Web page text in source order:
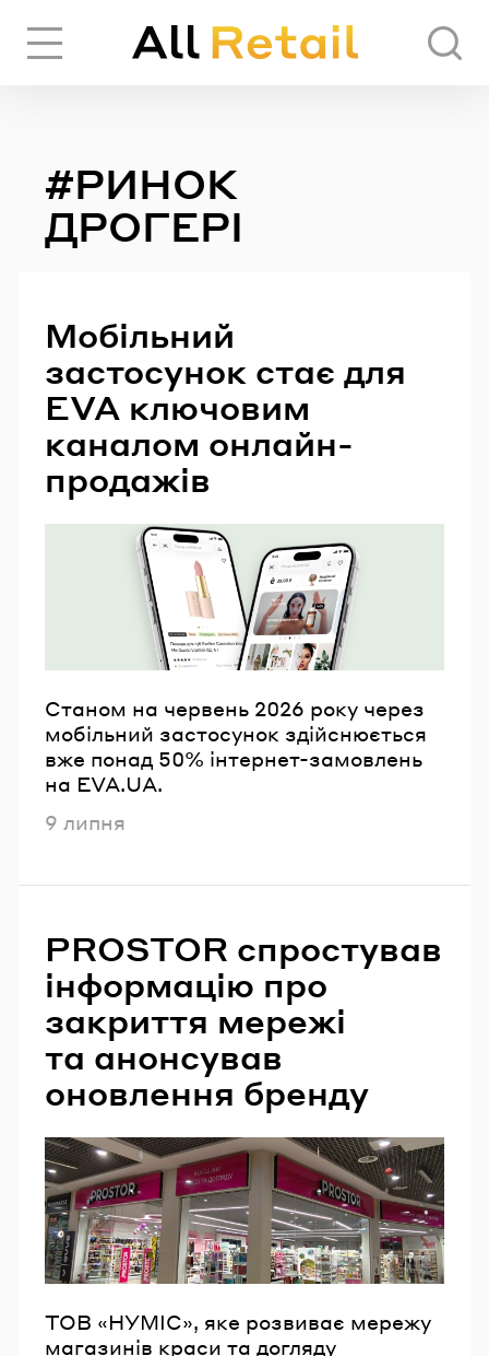
#РИНОК
ДРОГЕРІ
Мобільний
застосунок стає для
EVA ключовим
каналом онлайн-
продажів
Станом на червень 2026 року через
мобільний застосунок здійснюється
вже понад 50% інтернет-замовлень
на EVA.UA.
Опубліковано
9 липня
PROSTOR спростував
інформацію про
закриття мережі
та анонсував
оновлення бренду
ТОВ «НУМІС», яке розвиває мережу
магазинів краси та догляду
ЧЕРЕЗ СОЦІАЛЬНІ МЕРЕЖІ
GOOGLE
Пароль
Забули пароль?
УВІЙТИ